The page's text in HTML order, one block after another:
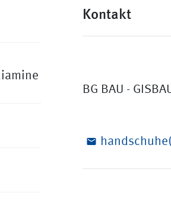
Kontakt
BG BAU -